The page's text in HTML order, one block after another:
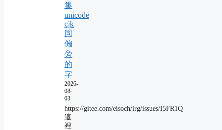
集
unicode
cjk
同
偏
旁
的
字
2026-
08-
03
https://gitee.com/eisoch/irg/issues/I5FR1Q
這
裡